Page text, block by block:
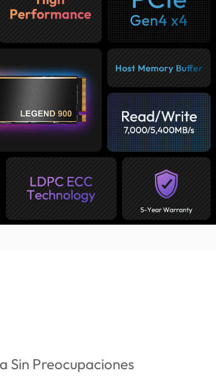
Sin Preocupaciones